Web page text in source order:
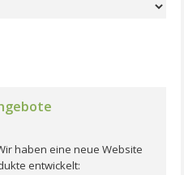
haben eine neue Website
entwickelt: